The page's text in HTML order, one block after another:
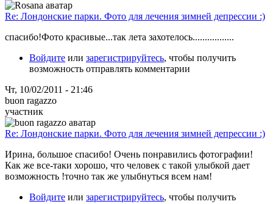
Re: Лондонские парки. Фото для лечения зимней депрессии :)
спасибо!Фото красивые...так лета захотелось.................
Войдите или зарегистрируйтесь, чтобы получить
возможность отправлять комментарии
Чт, 10/02/2011 - 21:46
buon ragazzo
участник
Re: Лондонские парки. Фото для лечения зимней депрессии :)
Ирина, большое спасибо! Очень понравились фотографии!
Как же все-таки хорошо, что человек с такой улыбкой дает
возможность !точно так же улыбнуться всем нам!
Войдите или зарегистрируйтесь, чтобы получить